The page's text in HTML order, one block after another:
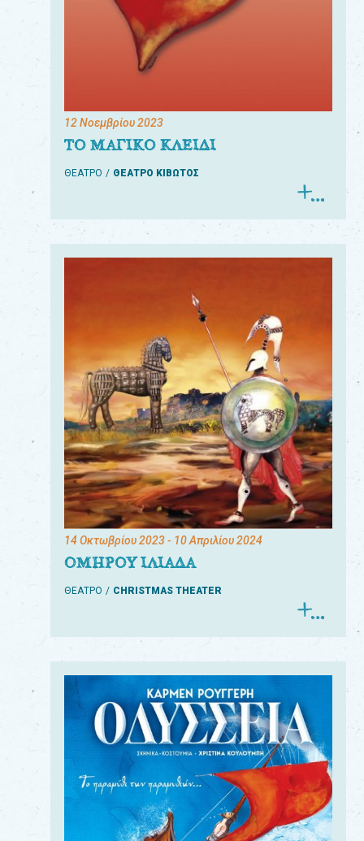
12 Νοεμβρίου 2023
ΤΟ ΜΑΓΙΚΟ ΚΛΕΙΔΙ
ΘΕΑΤΡΟ ΘΕΑΤΡΟ ΚΙΒΩΤΟΣ
14 Οκτωβρίου 2023- 10 Απριλίου 2024
ΟΜΗΡΟΥ ΙΛΙΑΔΑ
ΘΕΑΤΡΟ CHRISTMAS THEATER